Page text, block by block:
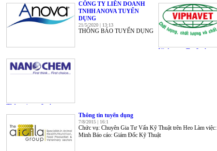
CÔNG TY LIÊN DOANH
TNHH ANOVA TUYỂN
DỤNG
21/5/2020 | 13:13
THÔNG BÁO TUYỂN DỤNG
Viphavet - Tuyển dụng
Thông tin tuyển dụng
Thông tin tuyển dụng
7/8/2015 | 16:1
Chức vụ: Chuyên Gia Tư Vấn Kỹ Thuật trên Heo Làm
Minh Báo cáo: Giám Đốc Kỹ Thuật